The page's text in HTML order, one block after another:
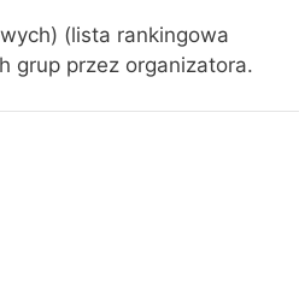
(lista rankingowa
grup przez organizatora.